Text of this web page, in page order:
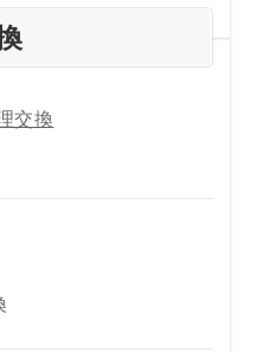
交換